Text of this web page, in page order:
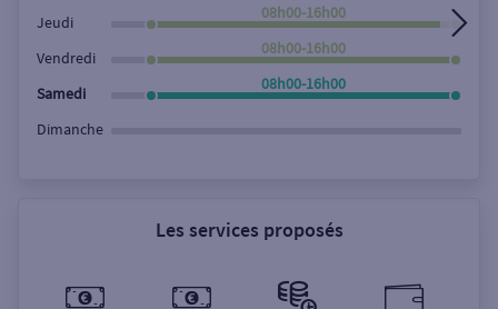
Jeudi
08h00-16h00
Vendredi
08h00-16h00
Samedi
08h00-16h00
Dimanche
Les services proposés